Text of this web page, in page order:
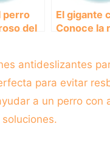
perro
del
fama
El gigante
Conoce la
antideslizantes
para evitar
a un perro con